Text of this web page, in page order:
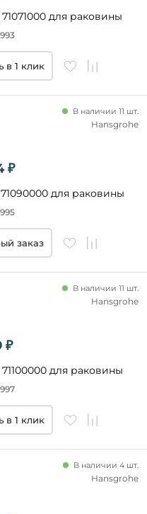
для раковины
в 1 клик
₽
для раковины
В наличии 11 шт.
Hansgrohe
заказ
₽
для раковины
В наличии 11 шт.
Hansgrohe
в 1 клик
В наличии 4 шт.
Hansgrohe